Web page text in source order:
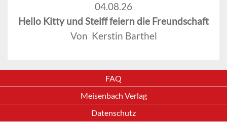
04.08.26
Hello Kitty und Steiff feiern die Freundschaft
Von Kerstin Barthel
FAQ
Meisenbach Verlag
Datenschutz